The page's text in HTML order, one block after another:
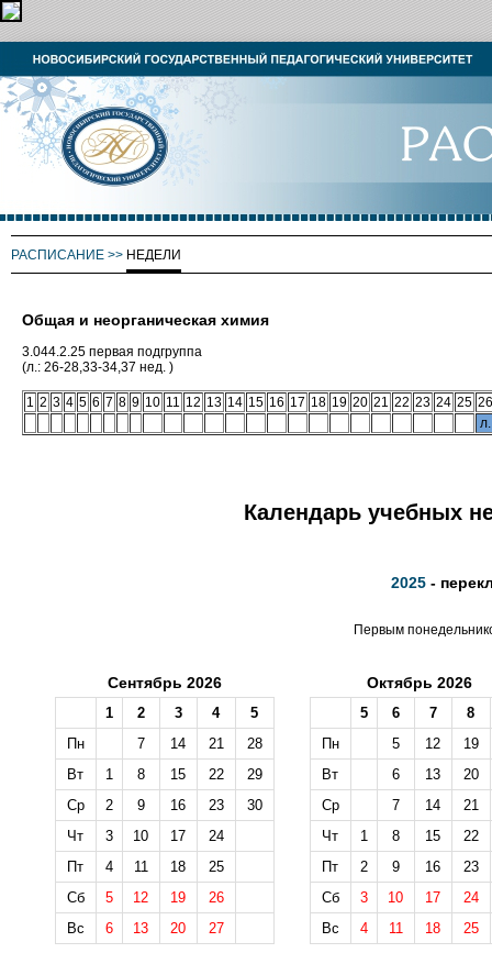
РАСПИСАНИЕ >> НЕДЕЛИ
Общая и неорганическая химия
3.044.2.25 первая подгруппа
(л.: 26-28,33-34,37 нед. )
1 2 3 4 5 6 7 8 9 10 11 12 13 14 15 16 17 18 19 20 21 22 23 24 25 26
л.
Календарь учебных
2025 -
Первым
Сентябрь 2026
1 2 3 4
5
Пн
7 14 21
28
Вт
1 8 15 22
29
Ср
2 9 16 23
30
Чт
3 10 17
24
Пт
4 11 18
25
Сб
5 12 19
26
Вс
6 13 20 27
Октябрь 2026
5 6 7
8
Пн
5 12
19
Вт
6 13
20
Ср
7 14
21
Чт
1 8 15
22
Пт
2 9 16
23
Сб
3 10 17
24
Вс
4 11 18 25